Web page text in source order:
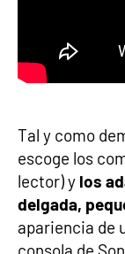
Tal y como
escoge los
lector) y los
delgada,
apariencia de
consola de